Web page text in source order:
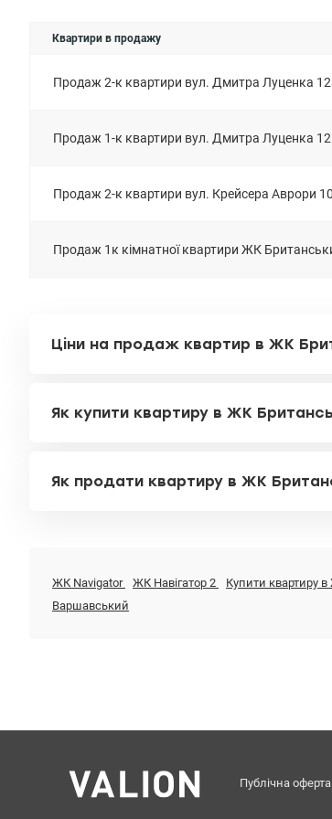
Квартири в продажу
Продаж 2-к квартири вул. Дмитра Луценка
Продаж 1-к квартири вул. Дмитра Луценка 12
Продаж 2-к квартири вул. Крейсера Аврори 10
Продаж 1к кімнатної квартири ЖК
Ціни на продаж квартир в ЖК
Як купити квартиру в ЖК
Як продати квартиру в ЖК
ЖК Navigator ЖК Навігатор 2 Купити квартиру
Варшавський
Публічна оферта